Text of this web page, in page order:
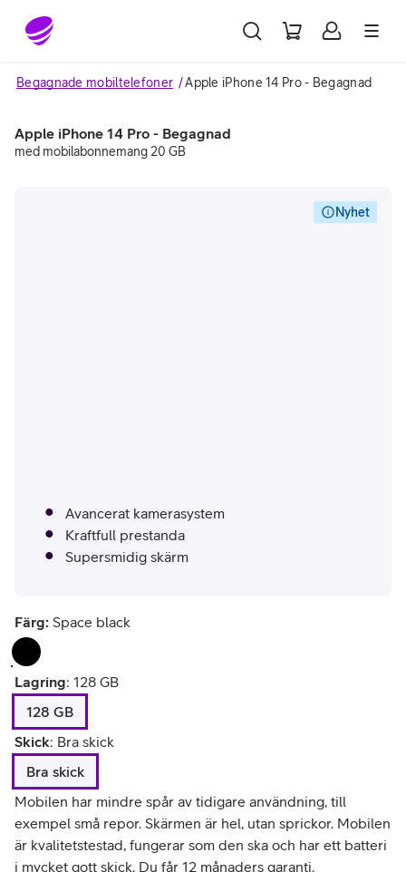
Gå till sidans innehåll
Begagnade mobiltelefoner Apple iPhone 14 Pro - Begagnad
Apple iPhone 14 Pro - Begagnad
med mobilabonnemang 20 GB
Nyhet
Avancerat kamerasystem
Kraftfull prestanda
Supersmidig skärm
Färg: Space black
Lagring: 128 GB
128 GB
Skick: Bra skick
Bra skick
Mobilen har mindre spår av tidigare användning, till
exempel små repor. Skärmen är hel, utan sprickor. Mobilen
är kvalitetstestad, fungerar som den ska och har ett batteri
i mycket gott skick. Du får 12 månaders garanti.